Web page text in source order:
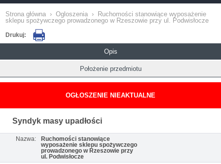
Strona główna › Ogloszenia ›
Ruchomości stanowiące wyposażenie
sklepu spożywczego prowadzonego w Rzeszowie przy ul. Podwisłocze
Drukuj:
Opis
Położenie przedmiotu
OGŁOSZENIE NIEAKTUALNE
Syndyk masy upadłości
Nazwa:
Ruchomości stanowiące
wyposażenie sklepu spożywczego
prowadzonego w Rzeszowie przy
ul. Podwisłocze